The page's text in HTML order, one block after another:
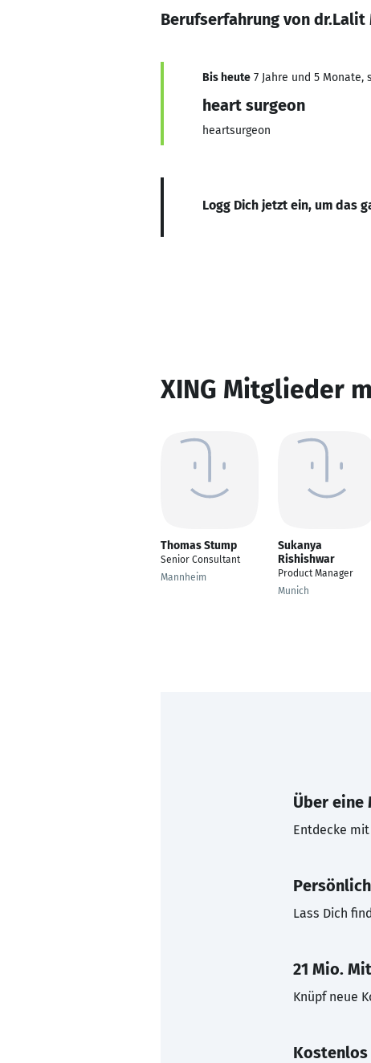
Berufserfahrung von dr.Lalit
Bis heute 7 Jahre und 5 Monate,
heart surgeon
heartsurgeon
Logg Dich jetzt ein, um das
XING Mitglieder
Thomas Stump
Senior Consultant
Mannheim
Sukanya
Rishishwar
Product Manager
Munich
Über eine
Entdecke mit
Lass Dich
21 Mio.
Knüpf neue